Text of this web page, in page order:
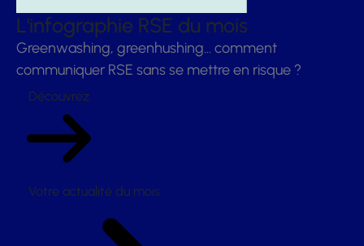
L'infographie RSE du mois
Greenwashing, greenhushing… comment
communiquer RSE sans se mettre en risque ?
Découvrez
Votre actualité du mois